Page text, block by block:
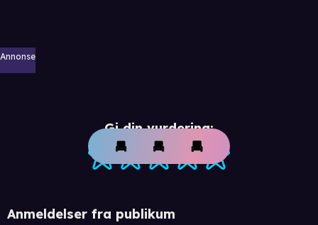
Annonse
Gi din vurdering:
Anmeldelser fra publikum